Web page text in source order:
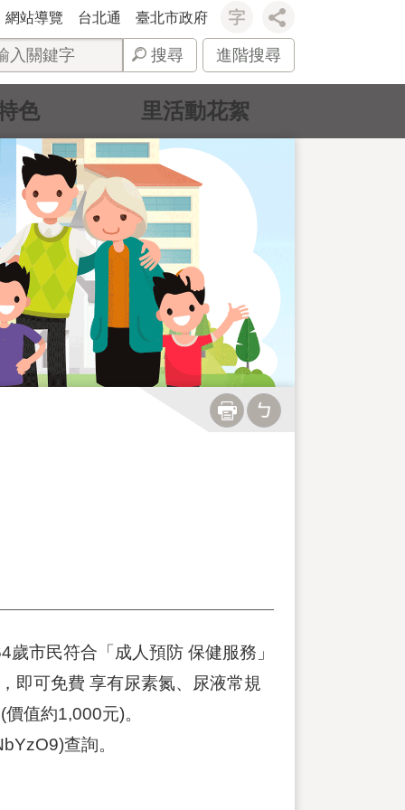
網站導覽 台北通 臺北市政府
搜尋 進階搜尋
色 里活動花絮
市民符合「成人預防 保健服務」
即可免費 享有尿素氮、尿液常規
值約1,000元)。
查詢。